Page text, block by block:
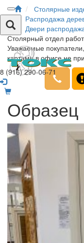
8 (916) 290-06-71
Столярные
Распродажа
Двери
Столярный отдел
Уважаемые
картами в офисе не